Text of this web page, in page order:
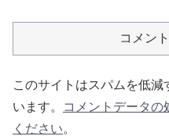
コメン
このサイトはスパムを低減
います。
コメントデータの
ください。